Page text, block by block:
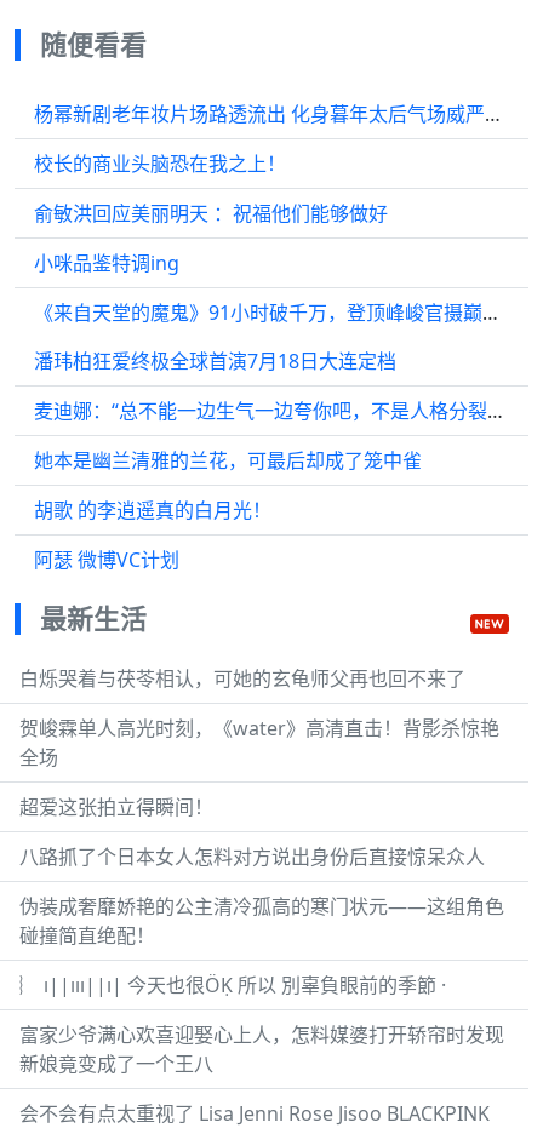
随便看看
杨幂新剧老年妆片场路透流出 化身暮年太后气场威严十足
校长的商业头脑恐在我之上！
俞敏洪回应美丽明天 ：祝福他们能够做好
小咪品鉴特调ing
《来自天堂的魔鬼》91小时破千万，登顶峰峻官摄巅峰！
潘玮柏狂爱终极全球首演7月18日大连定档
麦迪娜：“总不能一边生气一边夸你吧，不是人格分裂的嘛”
她本是幽兰清雅的兰花，可最后却成了笼中雀
胡歌 的李逍遥真的白月光！
阿瑟 微博VC计划
最新生活
白烁哭着与茯苓相认，可她的玄龟师父再也回不来了
贺峻霖单人高光时刻，《water》高清直击！背影杀惊艳
全场
超爱这张拍立得瞬间！
八路抓了个日本女人怎料对方说出身份后直接惊呆众人
伪装成奢靡娇艳的公主清冷孤高的寒门状元——这组角色
碰撞简直绝配！
︴ ı||ııı||ı| 今天也很ÖḲ 所以 別辜負眼前的季節 ·
富家少爷满心欢喜迎娶心上人，怎料媒婆打开轿帘时发现
新娘竟变成了一个王八
会不会有点太重视了 Lisa Jenni Rose Jisoo BLACKPINK